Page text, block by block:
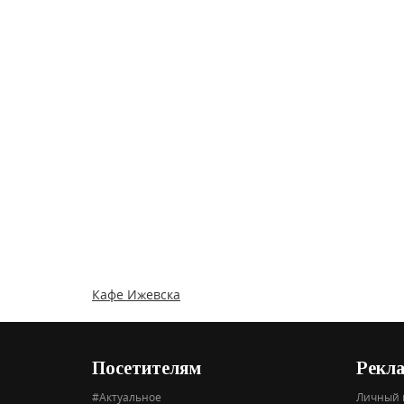
Кафе Ижевска
Посетителям
#Актуальное Личный